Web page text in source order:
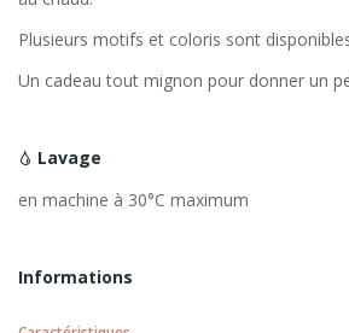
Plusieurs motifs et coloris sont
Un cadeau tout mignon pour donner un
Lavage
en machine à 30°C maximum
Informations